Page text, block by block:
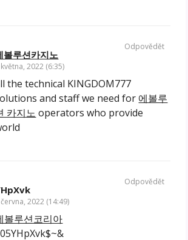
볼루션카지노
2022 (6:35)
the technical KINGDOM777
and staff we need for 에볼루
카지노 operators who provide
Odpovědět
2022 (14:49)
볼루션코리아
Odpovědět